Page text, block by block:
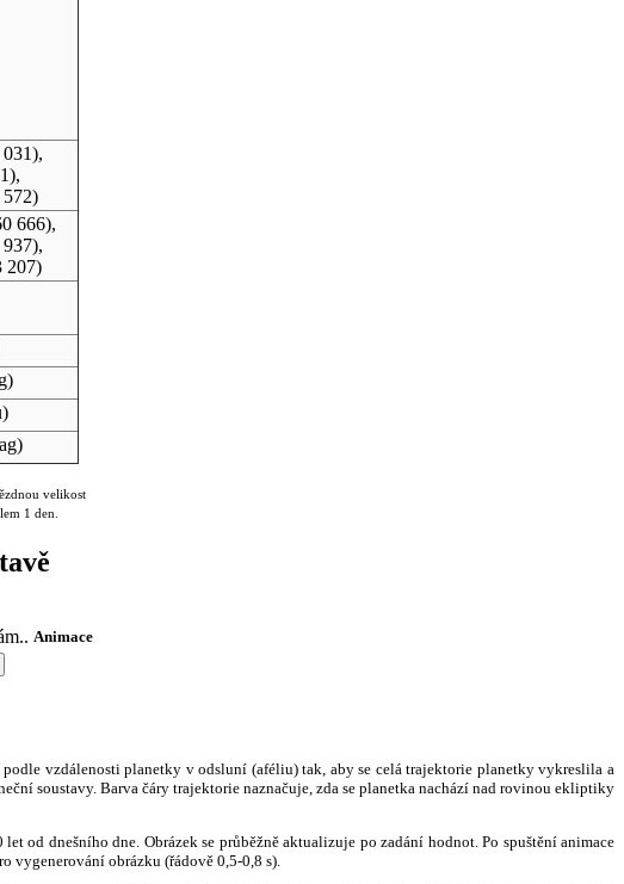
666),
207)
velikost
1 den.
Animace
vzdálenosti planetky v odsluní (aféliu) tak, aby se celá trajektorie planetky vykreslila a
soustavy. Barva čáry trajektorie naznačuje, zda se planetka nachází nad rovinou ekliptiky
od dnešního dne. Obrázek se průběžně aktualizuje po zadání hodnot. Po spuštění animace
vygenerování obrázku (řádově 0,5-0,8 s).